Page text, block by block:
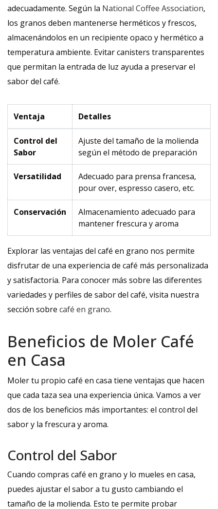
adecuadamente. Según la National Coffee Association,
los granos deben mantenerse herméticos y frescos,
almacenándolos en un recipiente opaco y hermético a
temperatura ambiente. Evitar canisters transparentes
que permitan la entrada de luz ayuda a preservar el
sabor del café.
Ventaja Detalles
Control del
Sabor
Ajuste del tamaño de la molienda
según el método de preparación
Versatilidad
Adecuado para prensa francesa,
pour over, espresso casero, etc.
Conservación
Almacenamiento adecuado para
mantener frescura y aroma
Explorar las ventajas del café en grano nos permite
disfrutar de una experiencia de café más personalizada
y satisfactoria. Para conocer más sobre las diferentes
variedades y perfiles de sabor del café, visita nuestra
sección sobre café en grano.
Beneficios de Moler Café
en Casa
Moler tu propio café en casa tiene ventajas que hacen
que cada taza sea una experiencia única. Vamos a ver
dos de los beneficios más importantes: el control del
sabor y la frescura y aroma.
Control del Sabor
Cuando compras café en grano y lo mueles en casa,
puedes ajustar el sabor a tu gusto cambiando el
tamaño de la molienda. Esto te permite probar